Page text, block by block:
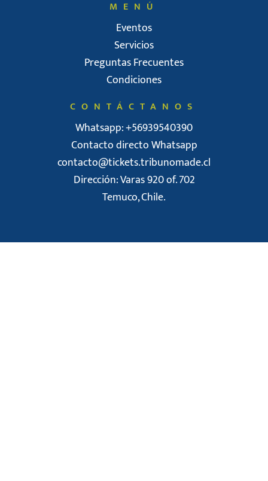
MENÚ
Eventos
Servicios
Preguntas Frecuentes
Condiciones
CONTÁCTANOS
Whatsapp: +56939540390
Contacto directo Whatsapp
contacto@tickets.tribunomade.cl
Dirección: Varas 920 of. 702
Temuco, Chile.